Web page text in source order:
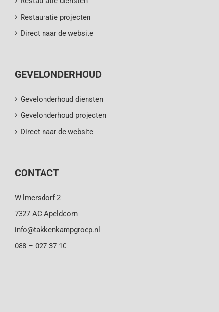
Restauratie projecten
Direct naar de website
GEVELONDERHOUD
Gevelonderhoud diensten
Gevelonderhoud projecten
Direct naar de website
CONTACT
Wilmersdorf 2
7327 AC Apeldoorn
info@takkenkampgroep.nl
088 – 027 37 10